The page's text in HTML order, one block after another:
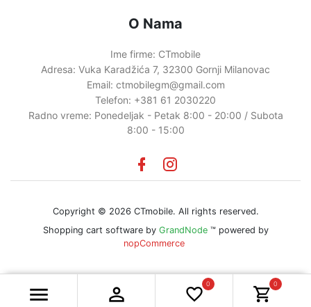
0 0
O Nama
Ime firme: CTmobile
Adresa: Vuka Karadžića 7, 32300 Gornji Milanovac
Email: ctmobilegm@gmail.com
Telefon: +381 61 2030220
Radno vreme: Ponedeljak - Petak 8:00 - 20:00 / Subota
8:00 - 15:00
Facebook
instagram
Copyright © 2026 CTmobile. All rights reserved.
Shopping cart software by GrandNode ™ powered by
nopCommerce